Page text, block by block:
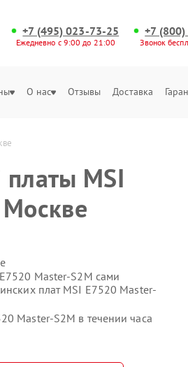
+7 (495) 023-73-25
Ежедневно с 9:00 до 21:00
+7
Звонок
О нас Отзывы Доставка
MSI
Master-S2M сами
плат MSI E7520 Master-
Master-S2M в течении часа